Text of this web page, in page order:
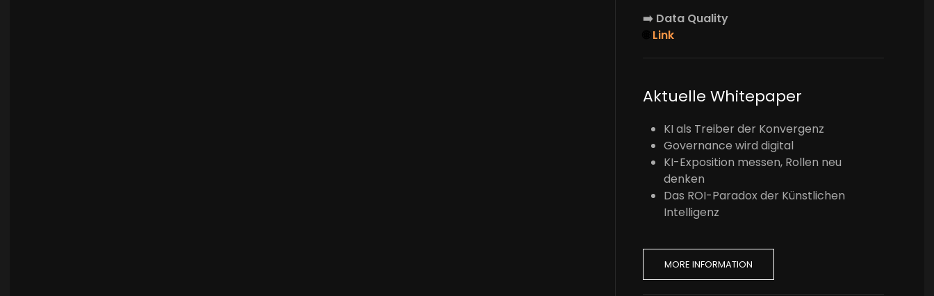
➡️ Data Quality
Link
Aktuelle Whitepaper
KI als Treiber der Konvergenz
Governance wird digital
KI-Exposition messen, Rollen neu
denken
Das ROI-Paradox der Künstlichen
Intelligenz
MORE INFORMATION